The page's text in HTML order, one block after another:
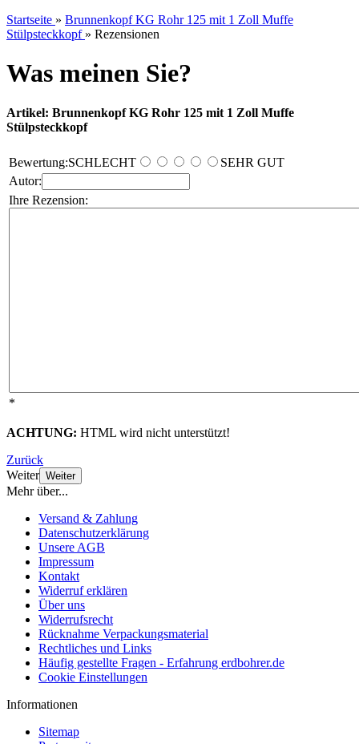
Startseite » Brunnenkopf KG Rohr 125 mit 1 Zoll Muffe
Stülpsteckkopf » Rezensionen
Was meinen Sie?
Artikel: Brunnenkopf KG Rohr 125 mit 1 Zoll Muffe
Stülpsteckkopf
Bewertung:SCHLECHT
SEHR GUT
Autor:
Ihre Rezension:
*
ACHTUNG: HTML wird nicht unterstützt!
Zurück
Weiter Weiter
Mehr über...
Versand & Zahlung
Datenschutzerklärung
Unsere AGB
Impressum
Kontakt
Widerruf erklären
Über uns
Widerrufsrecht
Rücknahme Verpackungsmaterial
Rechtliches und Links
Häufig gestellte Fragen - Erfahrung erdbohrer.de
Cookie Einstellungen
Informationen
Sitemap